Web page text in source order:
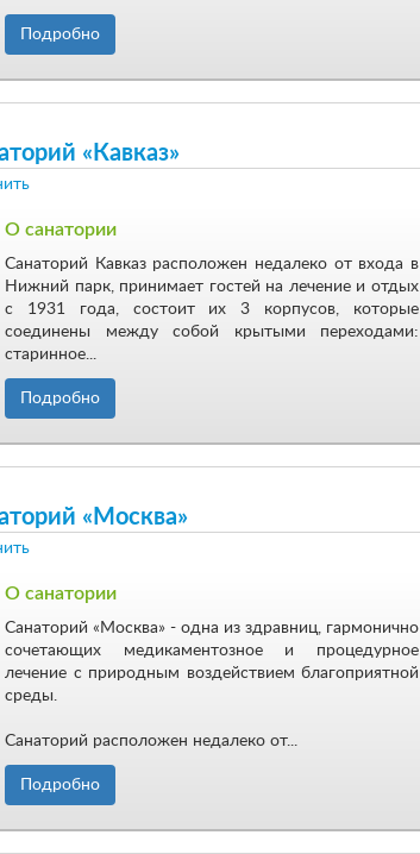
Подробно
«Кавказ»
О санатории
Санаторий Кавказ расположен недалеко от входа в
Нижний парк, принимает гостей на лечение и отдых
с 1931 года, состоит их 3 корпусов, которые
соединены между собой крытыми переходами:
старинное...
Подробно
«Москва»
О санатории
Санаторий «Москва» - одна из здравниц, гармонично
сочетающих медикаментозное и процедурное
лечение с природным воздействием благоприятной
среды.
Санаторий расположен недалеко от...
Подробно